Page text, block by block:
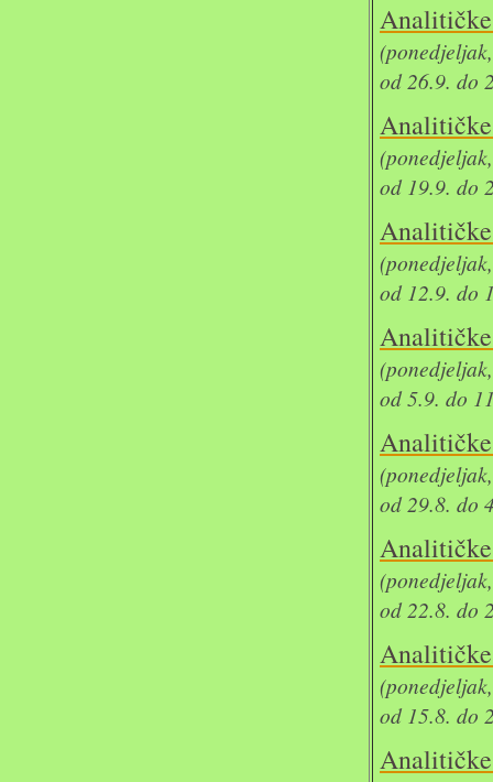
od 26.9. do
od 19.9. do
od 12.9. do
od 5.9. do
od 29.8. do
od 22.8. do
od 15.8. do